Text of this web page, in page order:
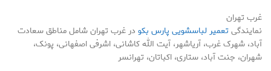
غرب تهران
نمایندگیتعمیر لباسشویی پارس بکو در غرب تهران شامل مناطق سعادت
آباد، شهرک غرب، آریاشهر، آیت الله کاشانی، اشرفی اصفهانی، پونک،
شهران، جنت آباد، ستاری، اکباتان، تهرانسر